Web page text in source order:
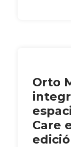
Orto
Care